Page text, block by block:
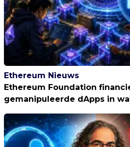
Ethereum Nieuws
Ethereum Foundation
gemanipuleerde dApps in